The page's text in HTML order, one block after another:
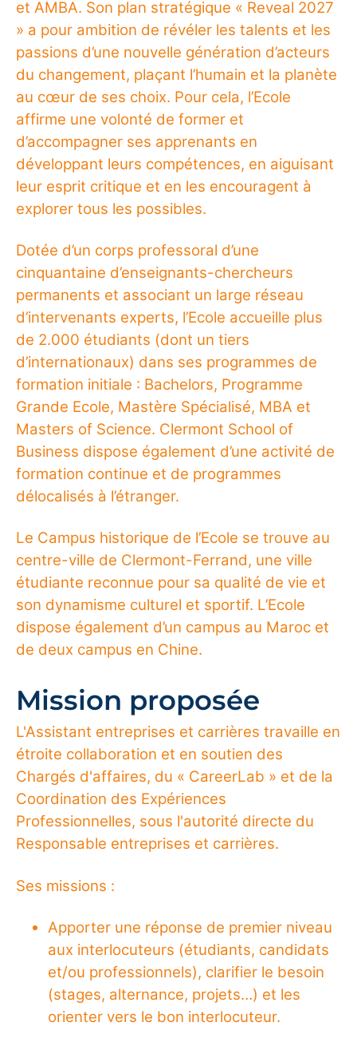
et AMBA. Son plan stratégique « Reveal 2027
» a pour ambition de révéler les talents et les
passions d’une nouvelle génération d’acteurs
du changement, plaçant l’humain et la planète
au cœur de ses choix. Pour cela, l’Ecole
affirme une volonté de former et
d’accompagner ses apprenants en
développant leurs compétences, en aiguisant
leur esprit critique et en les encouragent à
explorer tous les possibles.
Dotée d’un corps professoral d’une
cinquantaine d’enseignants-chercheurs
permanents et associant un large réseau
d’intervenants experts, l’Ecole accueille plus
de 2.000 étudiants (dont un tiers
d’internationaux) dans ses programmes de
formation initiale : Bachelors, Programme
Grande Ecole, Mastère Spécialisé, MBA et
Masters of Science. Clermont School of
Business dispose également d’une activité de
formation continue et de programmes
délocalisés à l’étranger.
Le Campus historique de l’Ecole se trouve au
centre-ville de Clermont-Ferrand, une ville
étudiante reconnue pour sa qualité de vie et
son dynamisme culturel et sportif. L’Ecole
dispose également d’un campus au Maroc et
de deux campus en Chine.
Mission proposée
L'Assistant entreprises et carrières travaille en
étroite collaboration et en soutien des
Chargés d'affaires, du « CareerLab » et de la
Coordination des Expériences
Professionnelles, sous l'autorité directe du
Responsable entreprises et carrières.
Ses missions :
Apporter une réponse de premier niveau
aux interlocuteurs (étudiants, candidats
et/ou professionnels), clarifier le besoin
(stages, alternance, projets…) et les
orienter vers le bon interlocuteur.